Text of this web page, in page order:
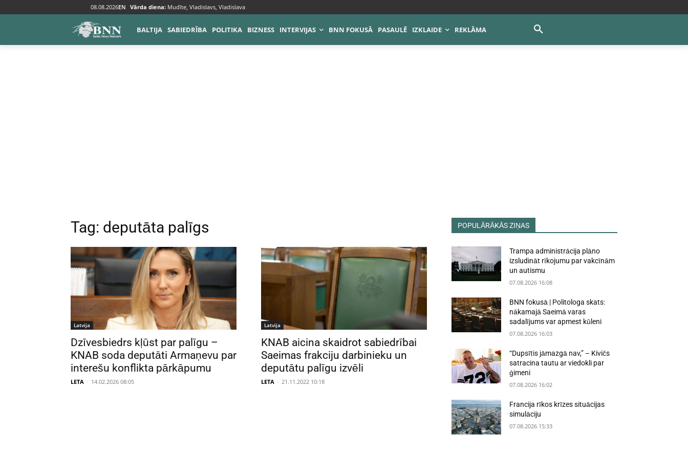
08.08.2026EN Vārda diena: Mudīte, Vladislavs, Vladislava
BALTIJA SABIEDRĪBA POLITIKA BIZNESS INTERVIJAS BNN FOKUSĀ PASAULĒ IZKLAIDE REKLĀMA
Tags Deputāta palīgs
Tag: deputāta palīgs
Latvija
Dzīvesbiedrs kļūst par palīgu –
KNAB soda deputāti Armaņevu par
interešu konflikta pārkāpumu
LETA - 14.02.2026 08:05
Latvija
KNAB aicina skaidrot sabiedrībai
Saeimas frakciju darbinieku un
deputātu palīgu izvēli
LETA - 21.11.2022 10:18
POPULĀRĀKĀS ZIŅAS
Trampa administrācija plāno
izsludināt rīkojumu par vakcīnām
un autismu
07.08.2026 16:08
BNN fokusā | Politologa skats:
nākamajā Saeimā varas
sadalījums var apmest kūleni
07.08.2026 16:03
“Dupsītis jāmazgā nav,” – Kivičs
satracina tautu ar viedokli par
ģimeni
07.08.2026 16:02
Francija rīkos krīzes situācijas
simulāciju
07.08.2026 15:33